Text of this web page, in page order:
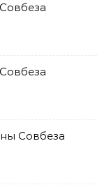
Совбеза